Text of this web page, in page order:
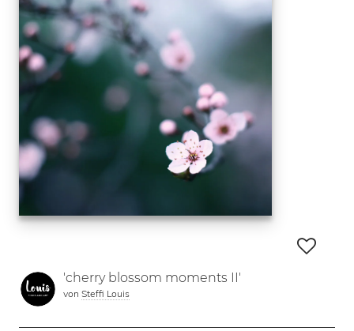
'cherry blossom moments II'
von Steffi Louis